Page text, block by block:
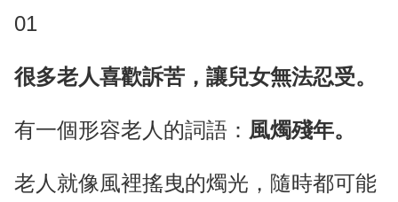
01
很多老人喜歡訴苦，讓兒女無法忍受。
有一個形容老人的詞語： 風燭殘年。
老人就像風裡搖曳的燭光，隨時都可能